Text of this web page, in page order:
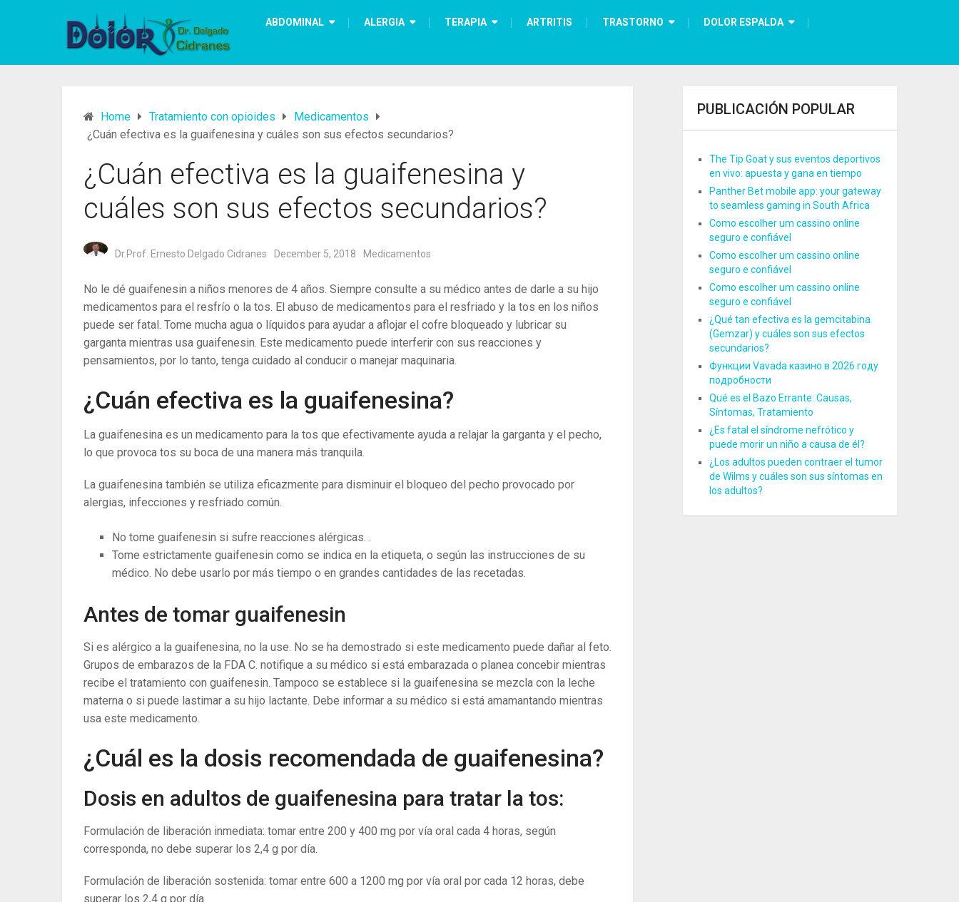
ABDOMINAL ALERGIA TERAPIA ARTRITIS TRASTORNO DOLOR ESPALDA
Home Tratamiento con opioides
Medicamentos
¿Cuán efectiva es la guaifenesina y cuáles son sus efectos secundarios?
¿Cuán efectiva es la guaifenesina y
cuáles son sus efectos secundarios?
Dr.Prof. Ernesto Delgado Cidranes December 5, 2018 Medicamentos
No le dé guaifenesin a niños menores de 4 años. Siempre consulte a su médico antes de darle a su hijo
medicamentos para el resfrío o la tos. El abuso de medicamentos para el resfriado y la tos en los niños
puede ser fatal. Tome mucha agua o líquidos para ayudar a aflojar el cofre bloqueado y lubricar su
garganta mientras usa guaifenesin. Este medicamento puede interferir con sus reacciones y
pensamientos, por lo tanto, tenga cuidado al conducir o manejar maquinaria.
¿Cuán efectiva es la guaifenesina?
La guaifenesina es un medicamento para la tos que efectivamente ayuda a relajar la garganta y el pecho,
lo que provoca tos su boca de una manera más tranquila.
La guaifenesina también se utiliza eficazmente para disminuir el bloqueo del pecho provocado por
alergias, infecciones y resfriado común.
No tome guaifenesin si sufre reacciones alérgicas. .
Tome estrictamente guaifenesin como se indica en la etiqueta, o según las instrucciones de su
médico. No debe usarlo por más tiempo o en grandes cantidades de las recetadas.
Antes de tomar guaifenesin
Si es alérgico a la guaifenesina, no la use. No se ha demostrado si este medicamento puede dañar al feto.
Grupos de embarazos de la FDA C. notifique a su médico si está embarazada o planea concebir mientras
recibe el tratamiento con guaifenesin. Tampoco se establece si la guaifenesina se mezcla con la leche
materna o si puede lastimar a su hijo lactante. Debe informar a su médico si está amamantando mientras
usa este medicamento.
¿Cuál es la dosis recomendada de guaifenesina?
Dosis en adultos de guaifenesina para tratar la tos:
Formulación de liberación inmediata: tomar entre 200 y 400 mg por vía oral cada 4 horas, según
corresponda, no debe superar los 2,4 g por día.
Formulación de liberación sostenida: tomar entre 600 a 1200 mg por vía oral por cada 12 horas, debe
superar los 2,4 g por día.
PUBLICACIÓN POPULAR
The Tip Goat y sus eventos deportivos
en vivo: apuesta y gana en tiempo
Panther Bet mobile app: your gateway
to seamless gaming in South Africa
Como escolher um cassino online
seguro e confiável
Como escolher um cassino online
seguro e confiável
Como escolher um cassino online
seguro e confiável
¿Qué tan efectiva es la gemcitabina
(Gemzar) y cuáles son sus efectos
secundarios?
Функции Vavada казино в 2026 году
подробности
Qué es el Bazo Errante: Causas,
Síntomas, Tratamiento
¿Es fatal el síndrome nefrótico y
puede morir un niño a causa de él?
¿Los adultos pueden contraer el tumor
de Wilms y cuáles son sus síntomas en
los adultos?